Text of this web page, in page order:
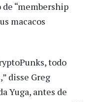
“membership
macacos
todo
disse Greg
Yuga, antes de